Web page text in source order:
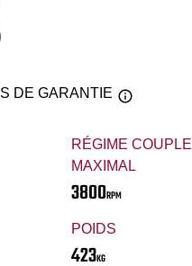
RÉGIME COUPLE
MAXIMAL
3800RPM
POIDS
423KG
DE GARANTIE